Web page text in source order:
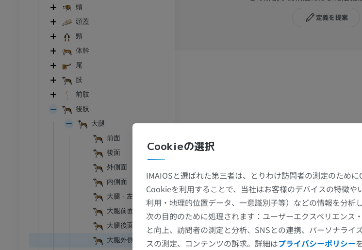
頭
頭蓋
頸
体幹
尾
肢
前肢
後肢
大腿
前面
後面
外側面
内側面
大腿 - 左
大腿前面
大腿後面
大腿外側面
定義を提案
ウシ亜科
イラストレーション
無料
ウシ亜科 - 骨学
イラストレーション
イラストレーション
X線画像
無料
馬 - 手根骨
CT
プレミアム
Cookieの選択
IMAIOSと選ばれた第三者は、とりわけ訪問者の測定のために
Cookieを利用することで、当社はお客様のデバイスの特徴や
利用・地理的位置データ、一意識別子等）などの情報を分析
次の目的のために処理されます：ユーザーエクスペリエンス
と向上、訪問者の測定と分析、SNSとの連携、パーソナライ
スの測定、コンテンツの訴求。詳細はプライバシーポリシー